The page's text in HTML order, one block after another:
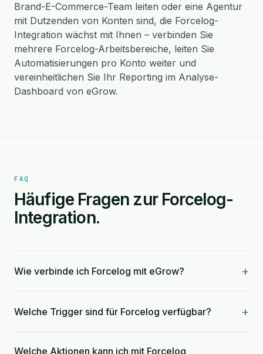
Brand-E-Commerce-Team leiten oder eine Agentur
mit Dutzenden von Konten sind, die Forcelog-
Integration wächst mit Ihnen – verbinden Sie
mehrere Forcelog-Arbeitsbereiche, leiten Sie
Automatisierungen pro Konto weiter und
vereinheitlichen Sie Ihr Reporting im Analyse-
Dashboard von eGrow.
FAQ
Häufige Fragen zur Forcelog-
Integration.
Wie verbinde ich Forcelog mit eGrow? +
Welche Trigger sind für Forcelog verfügbar? +
Welche Aktionen kann ich mit Forcelog